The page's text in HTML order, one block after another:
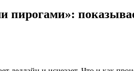
пирогами»: